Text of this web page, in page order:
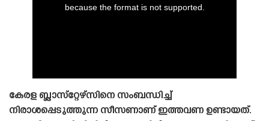
because the format is not supported.
കേരള ബ്ലാസ്‌റ്റേഴ്‌സിനെ സംബന്ധിച്ച്
നിരാശപ്പെടുത്തുന്ന സീസണാണ് ഇത്തവണ ഉണ്ടായത്.